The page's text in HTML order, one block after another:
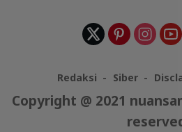
Redaksi Siber
Copyright @ 2021